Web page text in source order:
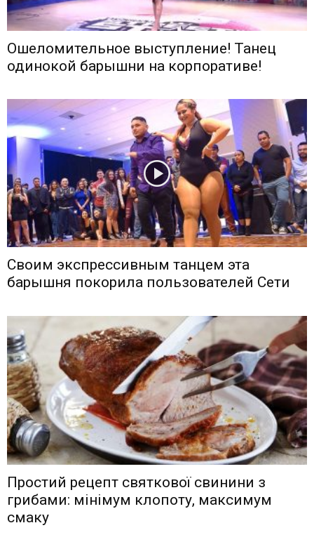
Ошеломительное выступление! Танец
одинокой барышни на корпоративе!
Своим экспрессивным танцем эта
барышня покорила пользователей Сети
Простий рецепт святкової свинини з
грибами: мінімум клопоту, максимум
смаку